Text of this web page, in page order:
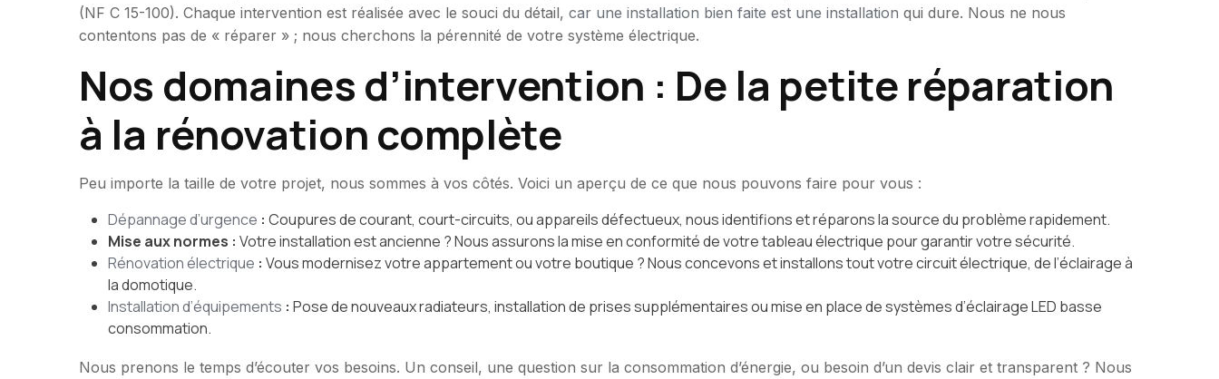
(NF C 15-100). Chaque intervention est réalisée avec le souci du détail, car une installation bien faite est une installation qui dure. Nous ne nous
contentons pas de « réparer » ; nous cherchons la pérennité de votre système électrique.
Nos domaines d’intervention : De la petite réparation
à la rénovation complète
Peu importe la taille de votre projet, nous sommes à vos côtés. Voici un aperçu de ce que nous pouvons faire pour vous :
Dépannage d’urgence : Coupures de courant, court-circuits, ou appareils défectueux, nous identifions et réparons la source du problème rapidement.
Mise aux normes : Votre installation est ancienne ? Nous assurons la mise en conformité de votre tableau électrique pour garantir votre sécurité.
Rénovation électrique : Vous modernisez votre appartement ou votre boutique ? Nous concevons et installons tout votre circuit électrique, de l’éclairage à
la domotique.
Installation d’équipements : Pose de nouveaux radiateurs, installation de prises supplémentaires ou mise en place de systèmes d’éclairage LED basse
consommation.
Nous prenons le temps d’écouter vos besoins. Un conseil, une question sur la consommation d’énergie, ou besoin d’un devis clair et transparent ? Nous